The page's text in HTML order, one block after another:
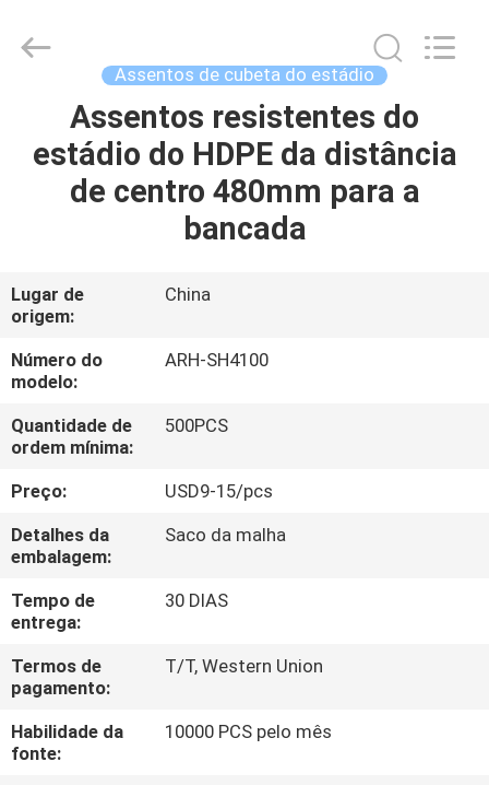
CASA
PRODUTOS
NÓS
EXCURSÃO
DA
FÁBRICA
CONTROLE
DA
CONTACTE-
NOS
BLOG
Commercial
Co.,Ltd.
Assentos de cubeta do estádio
Assentos resistentes do
estádio do HDPE da distância
de centro 480mm para a
bancada
Lugar de
origem:
China
Número do
modelo:
ARH-SH4100
Quantidade de
ordem mínima:
500PCS
Preço:
USD9-15/pcs
Detalhes da
embalagem:
Saco da malha
Tempo de
entrega:
30 DIAS
Termos de
pagamento:
T/T, Western Union
Habilidade da
fonte:
10000 PCS pelo mês